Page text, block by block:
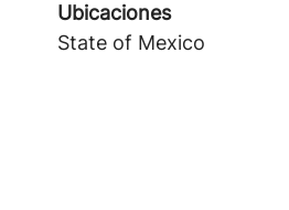
Ubicaciones
State of Mexico